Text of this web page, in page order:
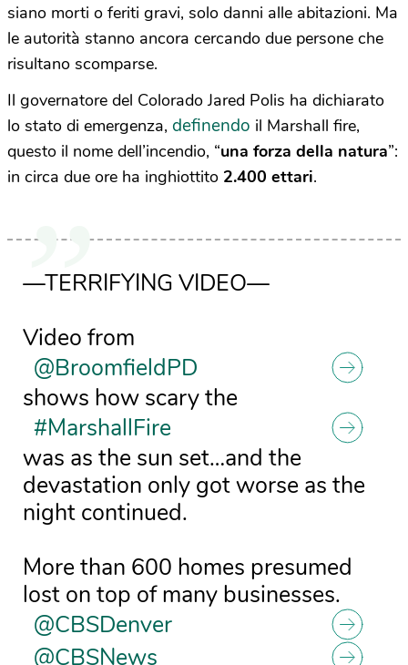
siano morti o feriti gravi, solo danni alle abitazioni. Ma
le autorità stanno ancora cercando due persone che
risultano scomparse.
Il governatore del Colorado Jared Polis ha dichiarato
lo stato di emergenza, definendo il Marshall fire,
questo il nome dell’incendio, “una forza della natura”:
in circa due ore ha inghiottito 2.400 ettari.
—TERRIFYING VIDEO—
Video from
@BroomfieldPD
shows how scary the
#MarshallFire
was as the sun set…and the
devastation only got worse as the
night continued.
More than 600 homes presumed
lost on top of many businesses.
@CBSDenver
@CBSNews